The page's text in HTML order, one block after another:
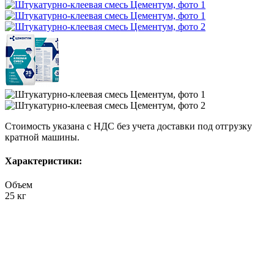
Стоимость указана с НДС без учета доставки под отгрузку
кратной машины.
Характеристики:
Объем
25 кг